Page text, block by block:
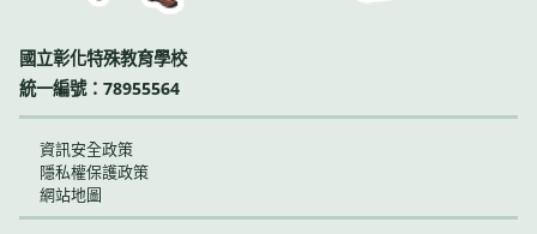
國立彰化特殊教育學校
統一編號：78955564
資訊安全政策
隱私權保護政策
網站地圖